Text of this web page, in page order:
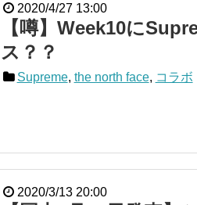
2020/4/27 13:00
【噂】Week10に
ス？？
Supreme, the north face, コラボ
2020/3/13 20:00